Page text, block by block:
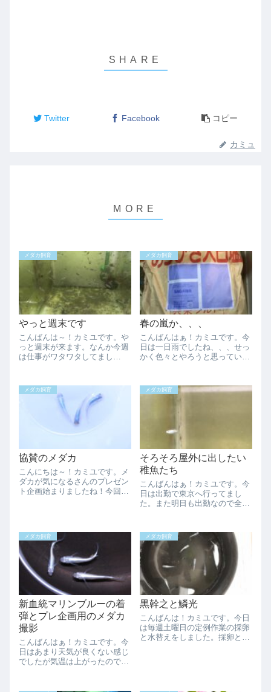
Twitter Facebook コピー
カミュ
メダカ飼育
やっと週末です
こんばんは～！カミユです。や
っと週末が来ます。なんか今週
は仕事がワタワタしてまし
なかったし、、、今日は太陽が
出て暖かかったので結構餌を食
べてくれました。そろそろ最高
気温も１５℃前後にな...
メダカ飼育
春の嵐か、、、
こんばんはぁ！カミユです。今
日は一日雨でしたね、、、せっ
かく色々とやろうと思っていた
ましてすごい重量物で送料のほ
うが高かったと言う代物です。
25キロもあるので一生物？意外
メダカ飼育
協賛のメダカ
こんにちは～！カミユです。メ
ダカが気になるさんのプレゼン
ト企画始まりましたね！今回協
が良かったですかね、、、黒容
器なら鰭も光が入...
メダカ飼育
そろそろ屋外に出したい
稚魚たち
こんばんはぁ！カミユです。今
日は出勤で東京へ行ってまし
た。また明日も出勤なので全然
です。まだ取る予定じゃなかっ
たのですが紫陽花の針子が居た
ので保護していたらちょっと大
きくなりました。ま...
メダカ飼育
新血統マリンブルーの着
弾とプレ企画用のメダカ
撮影
こんばんはぁ！カミユです。今
日はあまり天気が良くない感じ
でしたが気温は上がったので蒸
メダカ飼育
黒幹之と鱗光
こんばんは！カミユです。今日
は毎週土曜日の定例作業の採卵
と水替えをしました。採卵と水